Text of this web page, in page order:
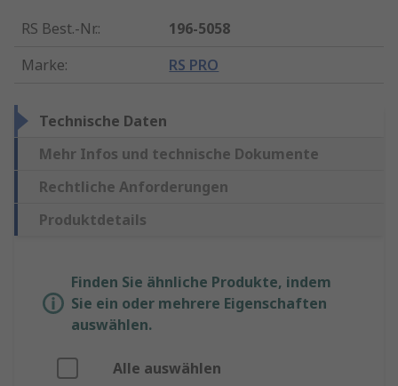
RS Best.-Nr.:
196-5058
Marke: RS PRO
Technische Daten
Mehr Infos und technische Dokumente
Rechtliche Anforderungen
Produktdetails
Finden Sie ähnliche Produkte, indem
Sie ein oder mehrere Eigenschaften
auswählen.
Alle auswählen